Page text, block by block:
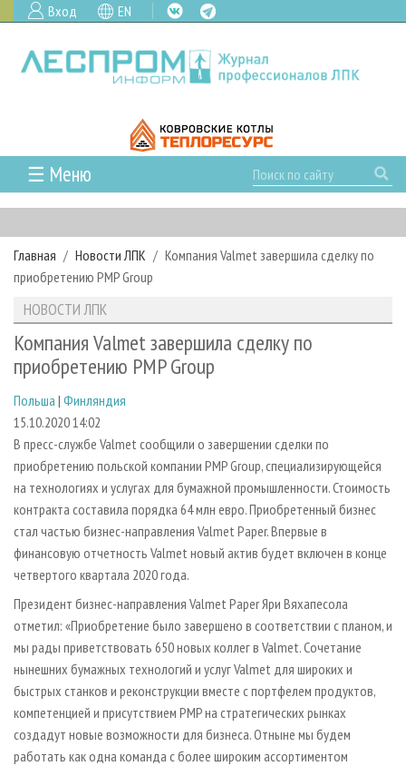
Вход EN
☰ Меню
ГЛАВНАЯ
РУБРИКИ И ТЕМЫ
РУБРИКИ ЖУРНАЛА
ЛЕСОЗАГОТОВКА
ЛЕСОПИЛЕНИЕ
СУШКА ДРЕВЕСИНЫ
ПРОИЗВОДСТВО ДРЕВЕСНЫХ ПЛИТ
ДЕРЕВЯННОЕ ДОМОСТРОЕНИЕ
ПРОИЗВОДСТВО МЕБЕЛИ
БИОЭНЕРГЕТИКА
ЦБП
ИНСТРУМЕНТ И МАТЕРИАЛЫ
НОВОСТИ
НОВОСТИ ЛПК
НОВОСТИ ЖУРНАЛА
ПРОЕКТЫ ЛПИ
АНАЛИТИКА
ПРЕДПРИЯТИЯ ЛПК
ПЕРСОНЫ
МОБИЛЬНЫЕ ВЫСТАВКИ
ОФИЦИАЛЬНЫЕ ДЕЛЕГАЦИИ
ПРИОРИТЕТНЫЕ ИНВЕСТПРОЕКТЫ
RUSSIAN FORESTRY REVIEW
ГАЗЕТА ЛЕСПРОМФОРУМ
БИБЛИОТЕКА СПЕЦИАЛИСТА
АРХИВ ЖУРНАЛОВ
О ЖУРНАЛЕ
ПОДПИСКА
КОНТАКТЫ
РЕКЛАМОДАТЕЛЯМ
РЕКЛАМА
РЕКЛАМА НА САЙТЕ
Главная Новости ЛПК
Компания Valmet завершила сделку по
приобретению PMP Group
НОВОСТИ ЛПК
Компания Valmet завершила сделку по
приобретению PMP Group
Польша | Финляндия
15.10.2020 14:02
В пресс-службе Valmet сообщили о завершении сделки по
приобретению польской компании PMP Group, специализирующейся
на технологиях и услугах для бумажной промышленности. Стоимость
контракта составила порядка 64 млн евро. Приобретенный бизнес
стал частью бизнес-направления Valmet Paper. Впервые в
финансовую отчетность Valmet новый актив будет включен в конце
четвертого квартала 2020 года.
Президент бизнес-направления Valmet Paper Яри Вяхапесола
отметил: «Приобретение было завершено в соответствии с планом, и
мы рады приветствовать 650 новых коллег в Valmet. Сочетание
нынешних бумажных технологий и услуг Valmet для широких и
быстрых станков и реконструкции вместе с портфелем продуктов,
компетенцией и присутствием PMP на стратегических рынках
создадут новые возможности для бизнеса. Отныне мы будем
работать как одна команда с более широким ассортиментом